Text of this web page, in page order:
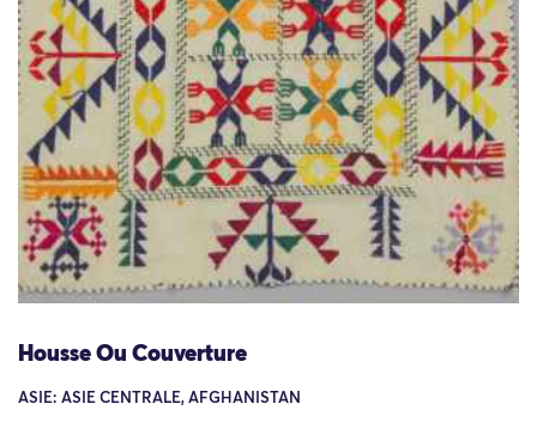
Housse Ou Couverture
ASIE: ASIE CENTRALE, AFGHANISTAN